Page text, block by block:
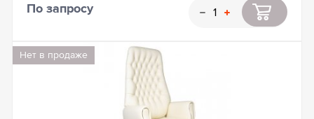
По запросу
Нет в продаже